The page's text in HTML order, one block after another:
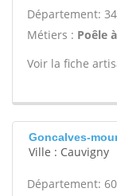
Département: 34
Métiers : Poêle
Voir la fiche
Goncalves-
Ville : Cauvigny
Département: 60